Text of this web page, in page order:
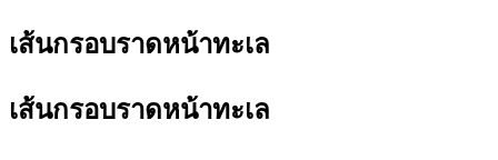
เส้นกรอบราดหน้าทะเล
เส้นกรอบราดหน้าทะเล